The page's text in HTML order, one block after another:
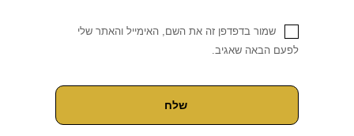
שמור בדפדפן זה את השם, האימייל והאתר שלי
לפעם הבאה שאגיב.